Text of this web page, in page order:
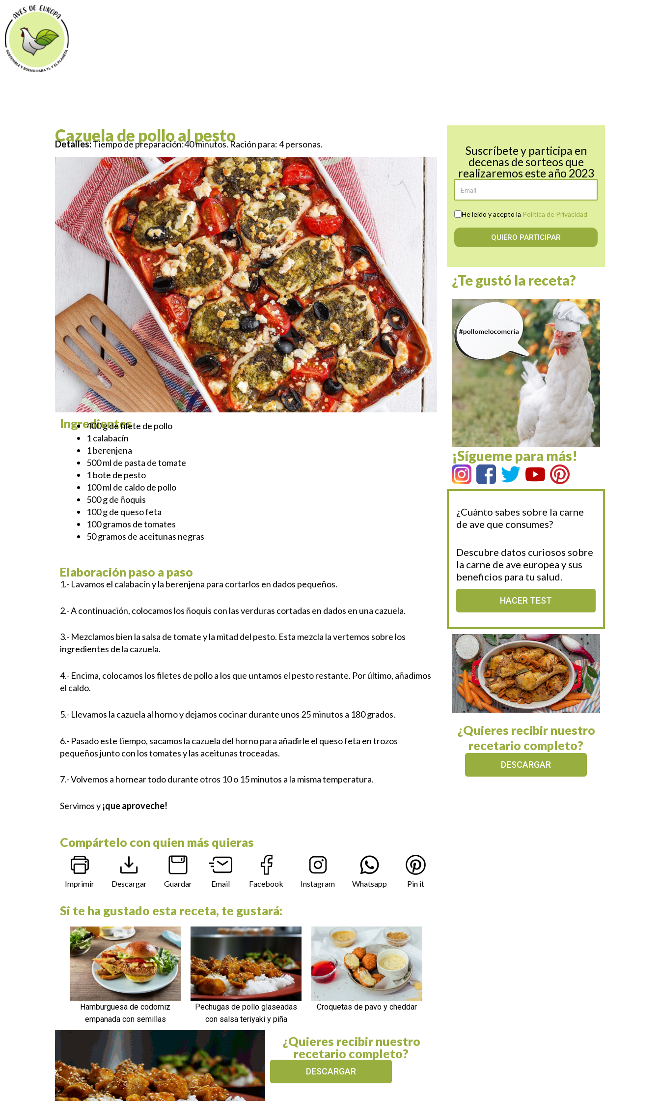
Cazuela de pollo al pesto
Detalles:Tiempo de preparación:40 minutos. Ración para: 4 personas.
Ingredientes
400 g de filete de pollo
1 calabacín
1 berenjena
500 ml de pasta de tomate
1 bote de pesto
100 ml de caldo de pollo
500 g de ñoquis
100 g de queso feta
100 gramos de tomates
50 gramos de aceitunas negras
Elaboración paso a paso
1.- Lavamos el calabacín y la berenjena para cortarlos en dados pequeños.
2.- A continuación, colocamos los ñoquis con las verduras cortadas en dados en una cazuela.
3.- Mezclamos bien la salsa de tomate y la mitad del pesto. Esta mezcla la vertemos sobre los
ingredientes de la cazuela.
4.- Encima, colocamos los filetes de pollo a los que untamos el pesto restante. Por último, añadimos
el caldo.
5.- Llevamos la cazuela al horno y dejamos cocinar durante unos 25 minutos a 180 grados.
6.- Pasado este tiempo, sacamos la cazuela del horno para añadirle el queso feta en trozos
pequeños junto con los tomates y las aceitunas troceadas.
7.- Volvemos a hornear todo durante otros 10 o 15 minutos a la misma temperatura.
Servimos y ¡que aproveche!
Compártelo con quien más quieras
Imprimir Descargar Guardar Email Facebook Instagram Whatsapp Pin it
Si te ha gustado esta receta, te gustará:
Hamburguesa de codorniz
empanada con semillas
Pechugas de pollo glaseadas
con salsa teriyaki y piña
Croquetas de pavo y cheddar
¿Quieres recibir nuestro
recetario completo?
DESCARGAR
Suscríbete y participa en
decenas de sorteos que
realizaremos este año 2023
He leído y acepto la Política de Privacidad
QUIERO PARTICIPAR
¿Te gustó la receta?
¡Sígueme para más!
¿Cuánto sabes sobre la carne
de ave que consumes?
Descubre datos curiosos sobre
la carne de ave europea y sus
beneficios para tu salud.
HACER TEST
¿Quieres recibir nuestro
recetario completo?
DESCARGAR